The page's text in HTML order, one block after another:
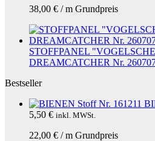
38,00 € /m Grundpreis
STOFFPANEL
DREAMCATCHER Nr.
Bestseller
5,50 € inkl. MWSt.
22,00 € /m Grundpreis